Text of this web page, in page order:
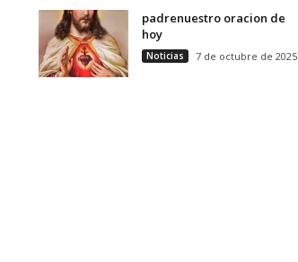
padrenuestro oracion de
hoy
Noticias 7 de octubre de 2025